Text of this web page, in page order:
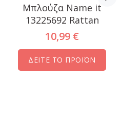
Μπλούζα Name it
13225692 Rattan
10,99 €
ΔΕΙΤΕ ΤΟ ΠΡΟΪΟΝ